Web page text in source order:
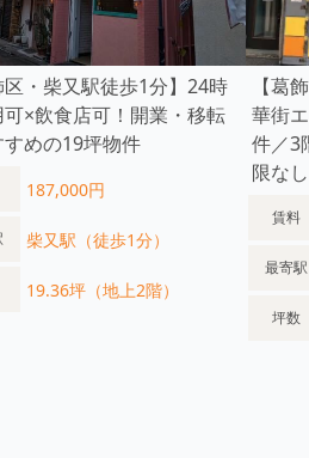
区・柴又駅徒歩1分】24時
可×飲食店可！開業・移転
すめの19坪物件
187,000円
柴又駅（徒歩1分）
19.36坪（地上2階）
【葛
華街
件／3
限なし
賃料
最寄駅
坪数